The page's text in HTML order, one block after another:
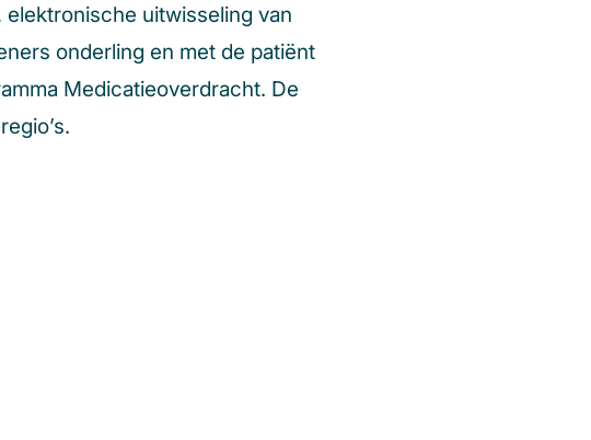
uitwisseling van
onderling en met de patiënt
Medicatieoverdracht. De